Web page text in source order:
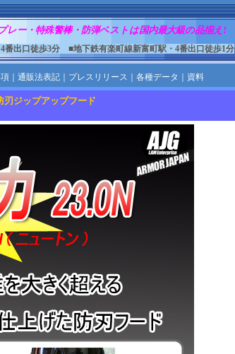
レー・特殊警棒・防弾ベストは国内最大級の品揃え!
番出口徒歩3分 ■地下鉄有楽町線新富町駅・4番出口徒歩1分
｜ 通販法表記｜ プレスリリース 各種データ 資料
ジップアップフード